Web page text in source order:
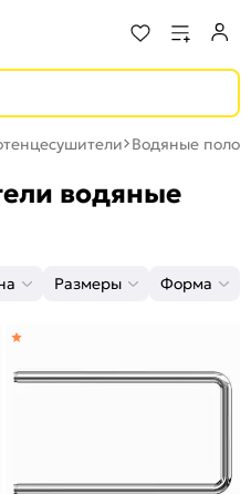
Водяные
водяные
Размеры Форма